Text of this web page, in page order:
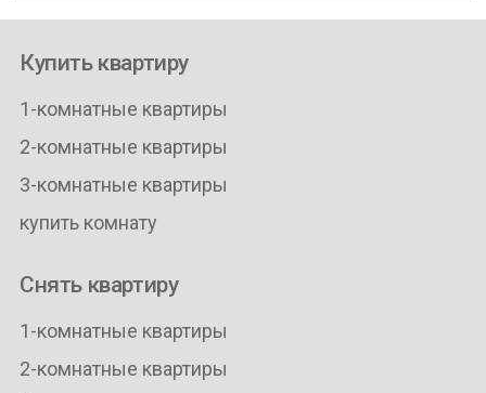
Купить квартиру
1-комнатные квартиры
2-комнатные квартиры
3-комнатные квартиры
купить комнату
Снять квартиру
1-комнатные квартиры
2-комнатные квартиры